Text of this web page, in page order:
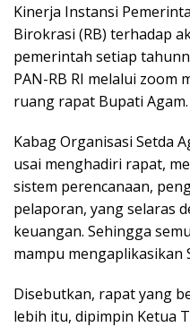
Kinerja Instansi
Birokrasi (RB) terhadap
pemerintah setiap
PAN-RB RI melalui zoom
ruang rapat Bupati Agam.
Kabag Organisasi Setda
usai menghadiri rapat,
sistem perencanaan,
pelaporan, yang selaras
keuangan. Sehingga
mampu mengaplikasikan
Disebutkan, rapat yang
lebih itu, dipimpin Ketua